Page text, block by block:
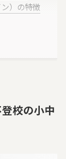
）の特徴
校の小中